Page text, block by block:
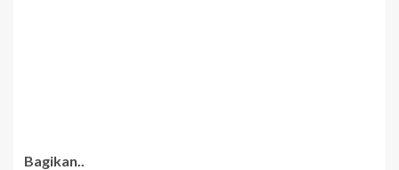
Bagikan..